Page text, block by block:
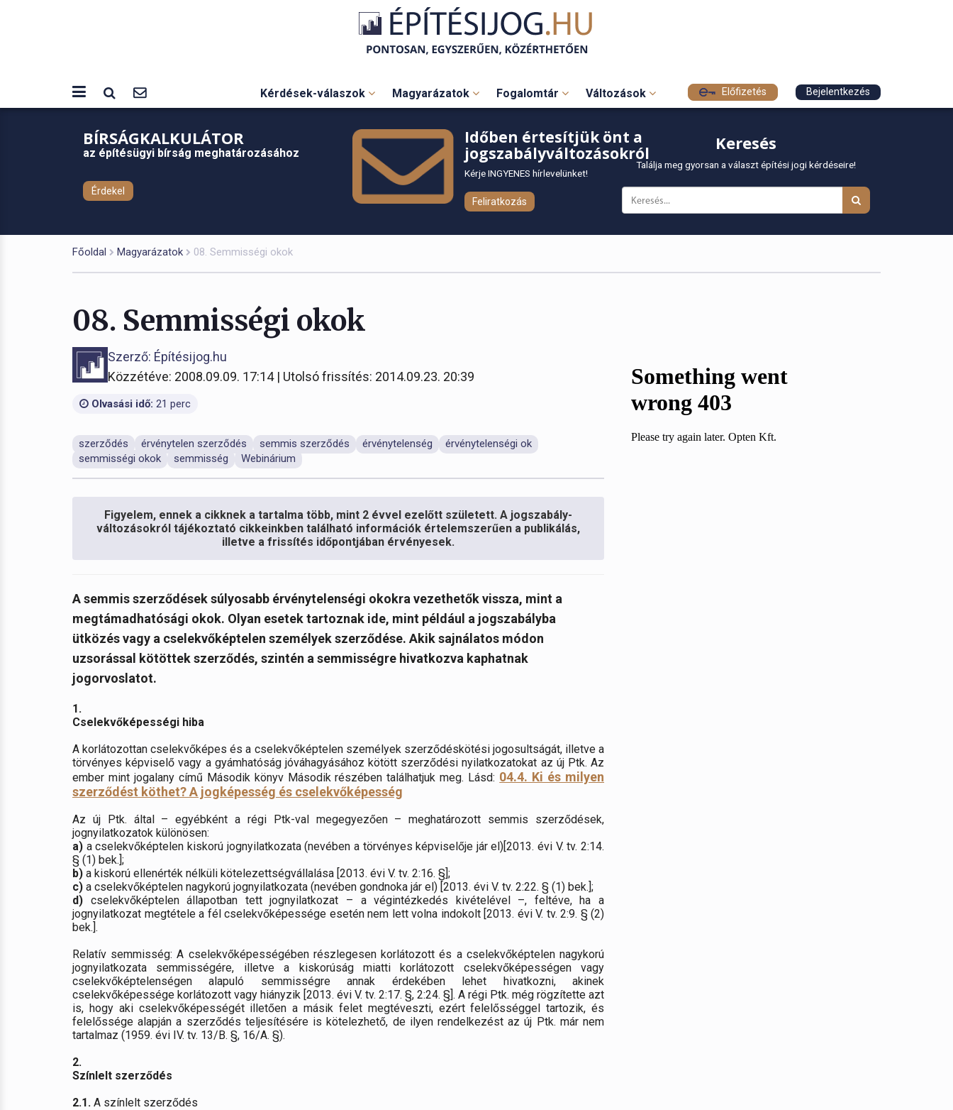
Kérdések-válaszok Magyarázatok Fogalomtár Változások Előfizetés Bejelentkezés
BÍRSÁGKALKULÁTOR
az építésügyi bírság meghatározásához
Érdekel
Időben értesítjük önt a
jogszabályváltozásokról
Kérje INGYENES hírlevelünket!
Feliratkozás
Keresés
Találja meg gyorsan a választ építési jogi kérdéseire!
Főoldal Magyarázatok 08. Semmisségi okok
08. Semmisségi okok
Szerző: Építésijog.hu
Közzétéve: 2008.09.09. 17:14 | Utolsó frissítés: 2014.09.23. 20:39
Olvasási idő: 21 perc
szerződés érvénytelen szerződés semmis szerződés érvénytelenség
érvénytelenségi ok
semmisségi okok
semmisség Webinárium
Figyelem, ennek a cikknek a tartalma több, mint 2 évvel ezelőtt született. A jogszabály-
változásokról tájékoztató cikkeinkben található információk értelemszerűen a publikálás,
illetve a frissítés időpontjában érvényesek.
A semmis szerződések súlyosabb érvénytelenségi okokra vezethetők vissza, mint a
megtámadhatósági okok. Olyan esetek tartoznak ide, mint például a jogszabályba
ütközés vagy a cselekvőképtelen személyek szerződése. Akik sajnálatos módon
uzsorással kötöttek szerződés, szintén a semmisségre hivatkozva kaphatnak
jogorvoslatot.
1.
Cselekvőképességi hiba
A korlátozottan cselekvőképes és a cselekvőképtelen személyek szerződéskötési jogosultságát, illetve a
törvényes képviselő vagy a gyámhatóság jóváhagyásához kötött szerződési nyilatkozatokat az új Ptk. Az
ember mint jogalany című Második könyv Második részében találhatjuk meg. Lásd: 04.4. Ki és milyen
szerződést köthet? A jogképesség és cselekvőképesség
Az új Ptk. által – egyébként a régi Ptk-val megegyezően – meghatározott semmis szerződések,
jognyilatkozatok különösen:
a) a cselekvőképtelen kiskorú jognyilatkozata (nevében a törvényes képviselője jár el)[2013. évi V. tv. 2:14.
§ (1) bek.];
b) a kiskorú ellenérték nélküli kötelezettségvállalása [2013. évi V. tv. 2:16. §];
c) a cselekvőképtelen nagykorú jognyilatkozata (nevében gondnoka jár el) [2013. évi V. tv. 2:22. § (1) bek.];
d) cselekvőképtelen állapotban tett jognyilatkozat – a végintézkedés kivételével –, feltéve, ha a
jognyilatkozat megtétele a fél cselekvőképessége esetén nem lett volna indokolt [2013. évi V. tv. 2:9. § (2)
bek.].
Relatív semmisség: A cselekvőképességében részlegesen korlátozott és a cselekvőképtelen nagykorú
jognyilatkozata semmisségére, illetve a kiskorúság miatti korlátozott cselekvőképességen vagy
cselekvőképtelenségen alapuló semmisségre annak érdekében lehet hivatkozni, akinek
cselekvőképessége korlátozott vagy hiányzik [2013. évi V. tv. 2:17. §, 2:24. §]. A régi Ptk. még rögzítette azt
is, hogy aki cselekvőképességét illetően a másik felet megtéveszti, ezért felelősséggel tartozik, és
felelőssége alapján a szerződés teljesítésére is kötelezhető, de ilyen rendelkezést az új Ptk. már nem
tartalmaz (1959. évi IV. tv. 13/B. §, 16/A. §).
2.
Színlelt szerződés
2.1. A színlelt szerződés